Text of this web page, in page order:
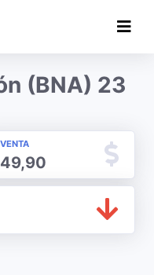
(BNA) 23
VENTA
49,90